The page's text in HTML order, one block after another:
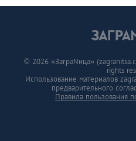
© 2026 «ЗаграNица»
rights
Использование материалов
предварительного
Правила пользования